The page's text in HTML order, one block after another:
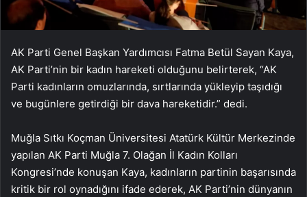
AK Parti Genel Başkan Yardımcısı Fatma Betül Sayan Kaya,
AK Parti’nin bir kadın hareketi olduğunu belirterek, “AK
Parti kadınların omuzlarında, sırtlarında yükleyip taşıdığı
ve bugünlere getirdiği bir dava hareketidir.” dedi.
Muğla Sıtkı Koçman Üniversitesi Atatürk Kültür Merkezinde
yapılan AK Parti Muğla 7. Olağan İl Kadın Kolları
Kongresi’nde konuşan Kaya, kadınların partinin başarısında
kritik bir rol oynadığını ifade ederek, AK Parti’nin dünyanın